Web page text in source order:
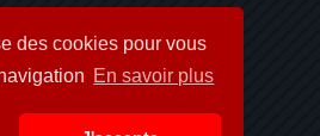
des cookies pour vous
En savoir plus